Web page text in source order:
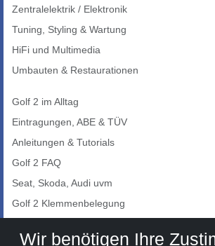
Zentralelektrik / Elektronik
Tuning, Styling & Wartung
HiFi und Multimedia
Umbauten & Restaurationen
Golf 2 im Alltag
Eintragungen, ABE & TÜV
Anleitungen & Tutorials
Golf 2 FAQ
Seat, Skoda, Audi uvm
Golf 2 Klemmenbelegung
Auto-Showroom
Wir benötigen Ihre